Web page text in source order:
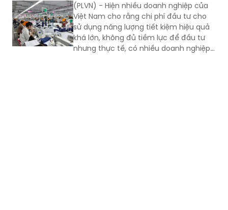
(PLVN) - Hiện nhiều doanh nghiệp của
Việt Nam cho rằng chi phí đầu tư cho
sử dụng năng lượng tiết kiệm hiệu quả
khá lớn, không đủ tiềm lực để đầu tư
nhưng thực tế, có nhiều doanh nghiệp